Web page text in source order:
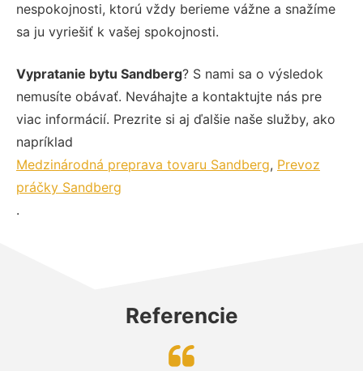
nespokojnosti, ktorú vždy berieme vážne a snažíme
sa ju vyriešiť k vašej spokojnosti.
Vypratanie bytu Sandberg? S nami sa o výsledok
nemusíte obávať. Neváhajte a kontaktujte nás pre
viac informácií. Prezrite si aj ďalšie naše služby, ako
napríklad
Medzinárodná preprava tovaru Sandberg, Prevoz
práčky Sandberg
.
Referencie